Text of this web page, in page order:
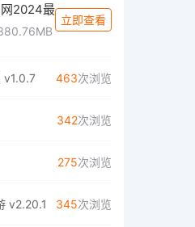
2024最
立即查看
v1.0.7 463次浏览
342次浏览
275次浏览
v2.20.1 345次浏览